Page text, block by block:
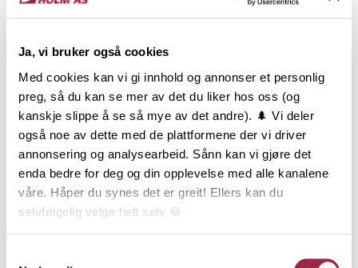
Ja, vi bruker også cookies
Med cookies kan vi gi innhold og annonser et personlig
preg, så du kan se mer av det du liker hos oss (og
kanskje slippe å se så mye av det andre). 🌲 Vi deler
også noe av dette med de plattformene der vi driver
annonsering og analysearbeid. Sånn kan vi gjøre det
enda bedre for deg og din opplevelse med alle kanalene
våre. Håper du synes det er greit! Ellers kan du
selvfølgelig velge helt selv 🍪
I fasadekolleksjonen TRYR finner du tøffe og trendy
kledninger i heltre som sørger for at bygget er
velkledd i all slags vær. TRYR-kolleksjonen
produseres av norsk, kortreist og miljøsertifisert
furu og har lang holdbarhet og krever minimalt med
vedlikehold. RØYKBRUN er en mørk, fyldig og vakker
brunfarge som vil kle mange moderne hjem og bygg
hvor det er valgt en mørk palett. Den vil også være